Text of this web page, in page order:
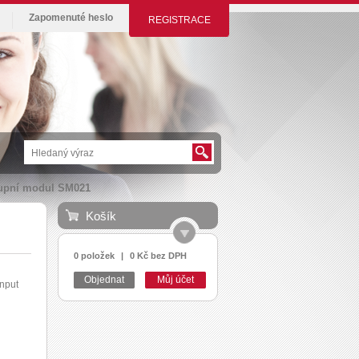
REGISTRACE
Zapomenuté heslo
modul SM021
Košík
0 položek | 0 Kč bez DPH
Objednat Můj účet